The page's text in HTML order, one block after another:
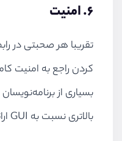
۶. امنیت
تقریبا هر صحبتی در
بسیاری از
بالاتری نسبت به GUI ارائه می‌دهد.